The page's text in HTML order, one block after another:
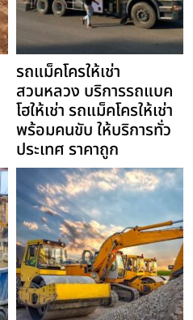
รถแม็คโครให้เช่า
สวนหลวง บริการรถแบค
โฮให้เช่า รถแม็คโครให้เช่า
พร้อมคนขับ ให้บริการทั่ว
ประเทศ ราคาถูก